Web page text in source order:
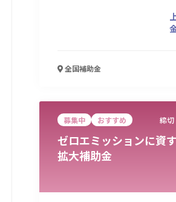
全国補助金
募集中 おすすめ 締切
ゼロエミッションに資
拡大補助金